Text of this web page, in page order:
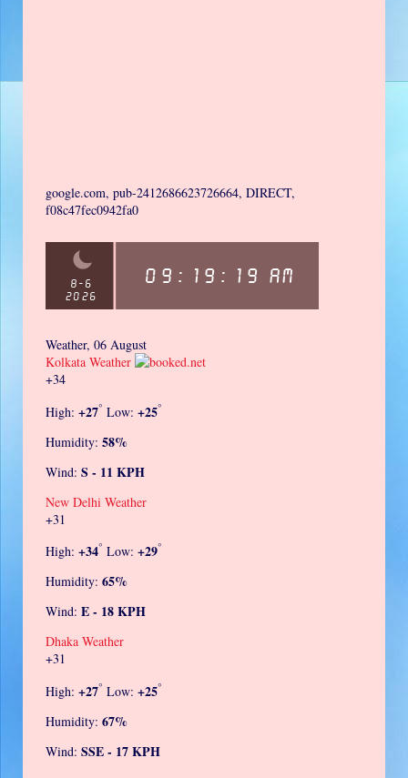
google.com, pub-2412686623726664, DIRECT,
f08c47fec0942fa0
Weather, 06 August
Kolkata Weather
+34
High: +27° Low: +25°
Humidity: 58%
Wind: S - 11 KPH
New Delhi Weather
+31
High: +34° Low: +29°
Humidity: 65%
Wind: E - 18 KPH
Dhaka Weather
+31
High: +27° Low: +25°
Humidity: 67%
Wind: SSE - 17 KPH